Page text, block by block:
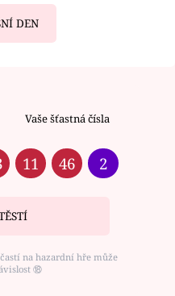
DEN
Vaše šťastná čísla
11 46 2
na hazardní hře může
⑱